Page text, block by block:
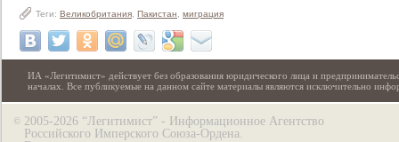
Теги: Великобритания Пакистан миграция
ИА «Легитимист» действует без образования юридического лица и
началах. Все публикуемые на данном сайте материалы являются исключительно
© 2005-2026 “Легитимист” - Информационное Агентство
Российского Имперского Союза-Ордена.